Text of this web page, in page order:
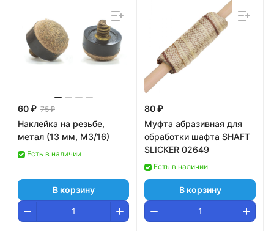
60 ₽ 75 ₽
Наклейка на резьбе,
метал (13 мм, M3/16)
Есть в наличии
В корзину
80 ₽
Муфта абразивная для
обработки шафта SHAFT
SLICKER 02649
Есть в наличии
В корзину